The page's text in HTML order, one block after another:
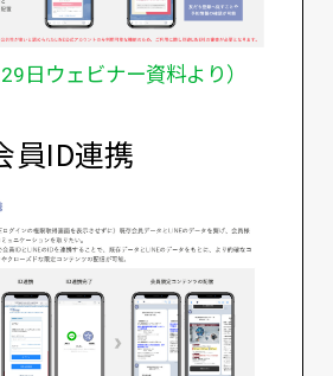
日ウェビナー資料より）
員ID連携